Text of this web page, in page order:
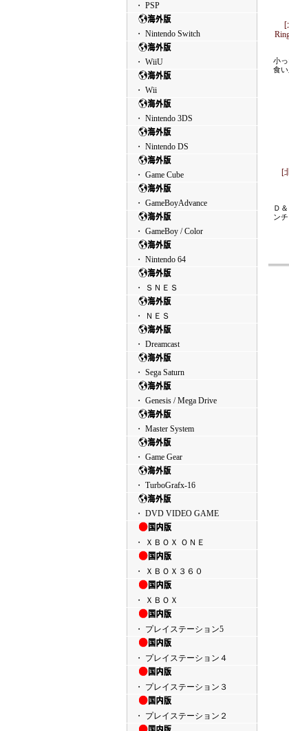
・ PSP
・ Nintendo Switch
・ WiiU
・ Wii
・ Nintendo 3DS
・ Nintendo DS
・ Game Cube
・ GameBoyAdvance
・ GameBoy / Color
・ Nintendo 64
・ ＳＮＥＳ
・ ＮＥＳ
・ Dreamcast
・ Sega Saturn
・ Genesis / Mega Drive
・ Master System
・ Game Gear
・ TurboGrafx-16
・ DVD VIDEO GAME
・ ＸＢＯＸ ＯＮＥ
・ ＸＢＯＸ３６０
・ ＸＢＯＸ
・ プレイステーション5
・ プレイステーション４
・ プレイステーション３
・ プレイステーション２
[
小
食
[
Ｄ
ン